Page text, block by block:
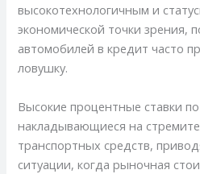
высокотехнологичным и
экономической точки зрения,
автомобилей в кредит часто
ловушку.
Высокие процентные ставки
накладывающиеся на
транспортных средств,
ситуации, когда рыночная